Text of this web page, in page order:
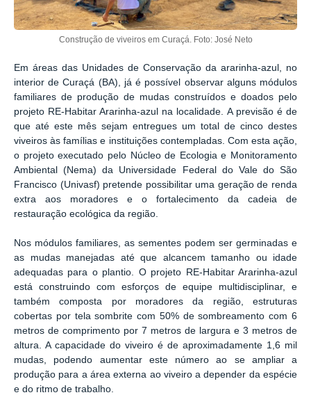
Construção de viveiros em Curaçá. Foto: José Neto
Em áreas das Unidades de Conservação da ararinha-azul, no
interior de Curaçá (BA), já é possível observar alguns módulos
familiares de produção de mudas construídos e doados pelo
projeto RE-Habitar Ararinha-azul na localidade. A previsão é de
que até este mês sejam entregues um total de cinco destes
viveiros às famílias e instituições contempladas. Com esta ação,
o projeto executado pelo Núcleo de Ecologia e Monitoramento
Ambiental (Nema) da Universidade Federal do Vale do São
Francisco (Univasf) pretende possibilitar uma geração de renda
extra aos moradores e o fortalecimento da cadeia de
restauração ecológica da região.
Nos módulos familiares, as sementes podem ser germinadas e
as mudas manejadas até que alcancem tamanho ou idade
adequadas para o plantio. O projeto RE-Habitar Ararinha-azul
está construindo com esforços de equipe multidisciplinar, e
também composta por moradores da região, estruturas
cobertas por tela sombrite com 50% de sombreamento com 6
metros de comprimento por 7 metros de largura e 3 metros de
altura. A capacidade do viveiro é de aproximadamente 1,6 mil
mudas, podendo aumentar este número ao se ampliar a
produção para a área externa ao viveiro a depender da espécie
e do ritmo de trabalho.